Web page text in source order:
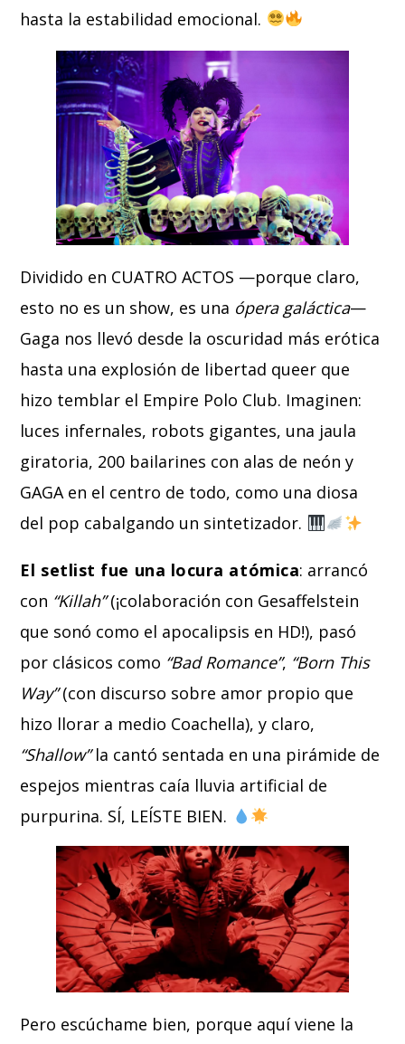
hasta la estabilidad emocional.
Dividido en CUATRO ACTOS —porque claro,
esto no es un show, es una ópera galáctica—
Gaga nos llevó desde la oscuridad más erótica
hasta una explosión de libertad queer que
hizo temblar el Empire Polo Club. Imaginen:
luces infernales, robots gigantes, una jaula
giratoria, 200 bailarines con alas de neón y
GAGA en el centro de todo, como una diosa
del pop cabalgando un sintetizador.
El setlist fue una locura atómica: arrancó
con “Killah”(¡colaboración con Gesaffelstein
que sonó como el apocalipsis en HD!), pasó
por clásicos como “Bad Romance”, “Born This
Way”(con discurso sobre amor propio que
hizo llorar a medio Coachella), y claro,
“Shallow”la cantó sentada en una pirámide de
espejos mientras caía lluvia artificial de
purpurina. SÍ, LEÍSTE BIEN.
Pero escúchame bien, porque aquí viene la